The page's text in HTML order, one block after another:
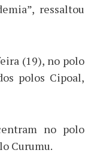
ressaltou
(19), no polo
polos Cipoal,
no polo
Curumu.